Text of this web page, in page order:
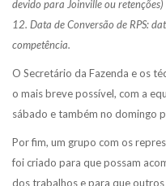
devido para Joinville ou retenções)
12. Data de Conversão de RPS:
competência.
O Secretário da Fazenda e os
o mais breve possível, com a
sábado e também no domingo
Por fim, um grupo com os
foi criado para que possam
dos trabalhos e para que